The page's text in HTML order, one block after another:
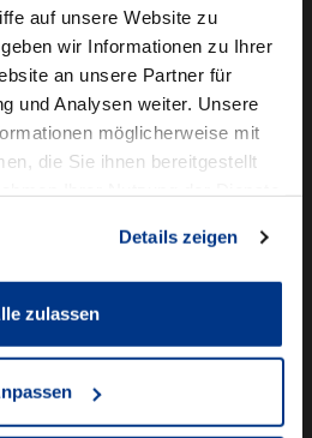
auf unsere Website zu
wir Informationen zu Ihrer
an unsere Partner für
und Analysen weiter. Unsere
möglicherweise mit
die Sie ihnen bereitgestellt
Details zeigen
zulassen